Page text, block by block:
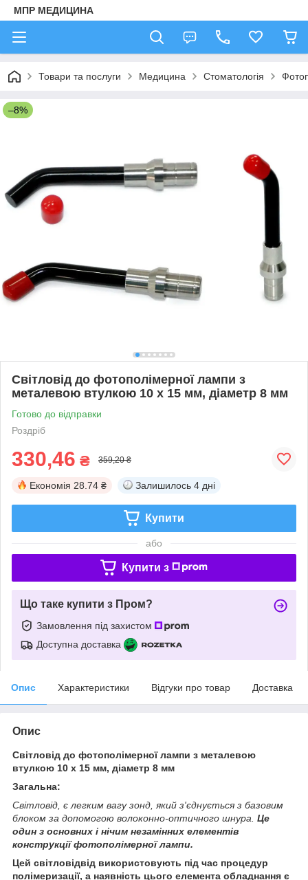
МПР МЕДИЦИНА
Товари та послуги Медицина Стоматологія
–8%
Світловід до фотополімерної лампи з
металевою втулкою 10 x 15 мм, діаметр 8 мм
Готово до відправки
Роздріб
330,46 ₴ 359,20 ₴
Економія 28.74 ₴ Залишилось 4 дні
Купити
або
Купити з
Що таке купити з Пром?
Замовлення під захистом
Доступна доставка
Опис Характеристики Відгуки про товар Доставка
Опис
Світловід до фотополімерної лампи з металевою
втулкою 10 x 15 мм, діаметр 8 мм
Загальна:
Світловід, є легким вагу зонд, який з'єднується з базовим
блоком за допомогою волоконно-оптичного шнура. Це
один з основних і нічим незамінних елементів
конструкції фотополімерної лампи.
Цей світловідвід використовують під час процедур
полімеризації, а наявність цього елемента обладнання є